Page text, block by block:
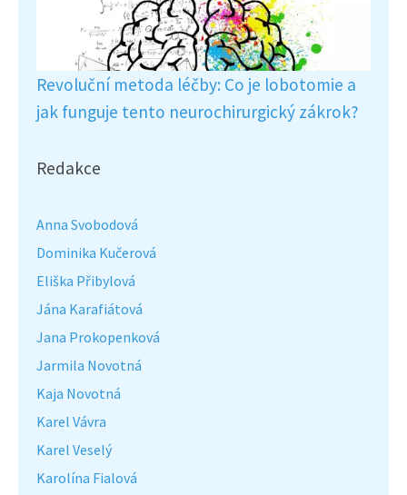
Revoluční metoda léčby: Co je lobotomie a
jak funguje tento neurochirurgický zákrok?
Redakce
Anna Svobodová
Dominika Kučerová
Eliška Přibylová
Jána Karafiátová
Jana Prokopenková
Jarmila Novotná
Kaja Novotná
Karel Vávra
Karel Veselý
Karolína Fialová